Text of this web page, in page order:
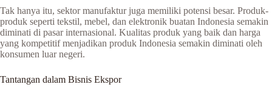
Tak hanya itu, sektor manufaktur juga memiliki potensi besar. Produk-
produk seperti tekstil, mebel, dan elektronik buatan Indonesia semakin
diminati di pasar internasional. Kualitas produk yang baik dan harga
yang kompetitif menjadikan produk Indonesia semakin diminati oleh
konsumen luar negeri.
Tantangan dalam Bisnis Ekspor